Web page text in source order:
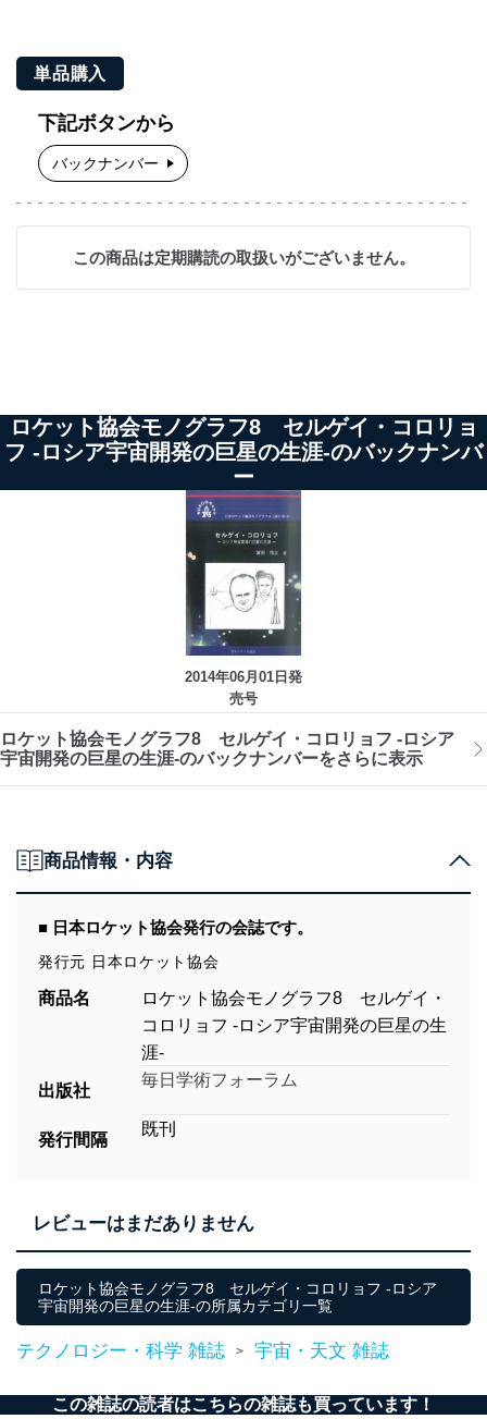
単品購入
下記ボタンから
バックナンバー
この商品は定期購読の取扱いがございません。
ロケット協会モノグラフ8 セルゲイ・コロリョ
フ -ロシア宇宙開発の巨星の生涯-のバックナンバ
ー
2014年06月01日発
売号
ロケット協会モノグラフ8 セルゲイ・コロリョフ -ロシア
宇宙開発の巨星の生涯-のバックナンバーをさらに表示
商品情報・内容
■ 日本ロケット協会発行の会誌です。
発行元 日本ロケット協会
商品名
ロケット協会モノグラフ8 セルゲイ・
コロリョフ -ロシア宇宙開発の巨星の生
涯-
出版社
毎日学術フォーラム
発行間隔
既刊
レビューはまだありません
ロケット協会モノグラフ8 セルゲイ・コロリョフ -ロシア
宇宙開発の巨星の生涯-の所属カテゴリ一覧
テクノロジー・科学 雑誌 > 宇宙・天文 雑誌
この雑誌の読者はこちらの雑誌も買っています！